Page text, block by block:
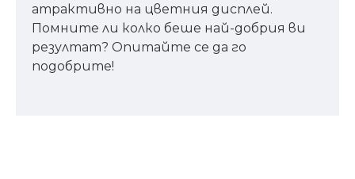
атрактивно на цветния дисплей.
Помните ли колко беше най-добрия ви
резултат? Опитайте се да го
подобрите!